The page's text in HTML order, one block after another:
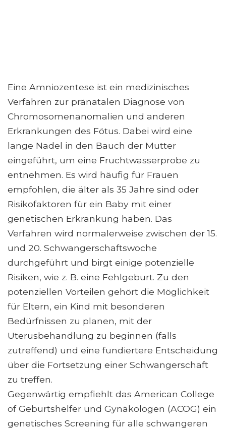
Eine Amniozentese ist ein medizinisches
Verfahren zur pränatalen Diagnose von
Chromosomenanomalien und anderen
Erkrankungen des Fötus. Dabei wird eine
lange Nadel in den Bauch der Mutter
eingeführt, um eine Fruchtwasserprobe zu
entnehmen. Es wird häufig für Frauen
empfohlen, die älter als 35 Jahre sind oder
Risikofaktoren für ein Baby mit einer
genetischen Erkrankung haben. Das
Verfahren wird normalerweise zwischen der 15.
und 20. Schwangerschaftswoche
durchgeführt und birgt einige potenzielle
Risiken, wie z. B. eine Fehlgeburt. Zu den
potenziellen Vorteilen gehört die Möglichkeit
für Eltern, ein Kind mit besonderen
Bedürfnissen zu planen, mit der
Uterusbehandlung zu beginnen (falls
zutreffend) und eine fundiertere Entscheidung
über die Fortsetzung einer Schwangerschaft
zu treffen.
Gegenwärtig empfiehlt das American College
of Geburtshelfer und Gynäkologen (ACOG) ein
genetisches Screening für alle schwangeren